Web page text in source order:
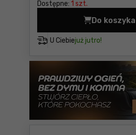
Dostępne: 1 szt.
U Ciebiejuż jutro!
Do koszyka